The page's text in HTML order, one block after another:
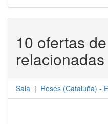
10 ofertas
relacionadas
Sala | Roses (Cataluña) -